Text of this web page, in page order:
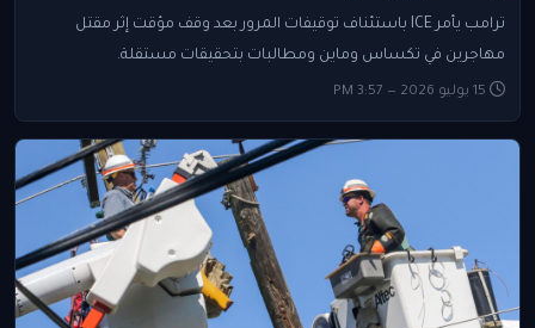
ترامب يأمر ICE باستئناف توقيفات المرور بعد وقف مؤقت إثر مقتل
مهاجرين في تكساس وماين ومطالبات بتحقيقات مستقلة.